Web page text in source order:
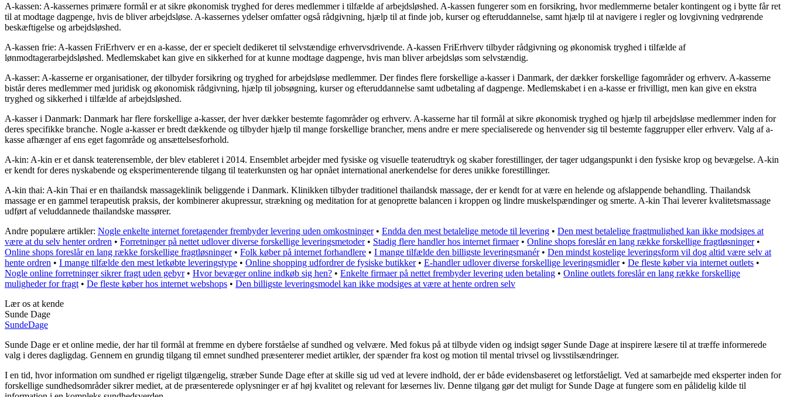
A-kassen: A-kassernes primære formål er at sikre økonomisk tryghed for deres medlemmer i tilfælde af arbejdsløshed. A-kassen fungerer som en forsikring, hvor medlemmerne betaler kontingent og i bytte får ret
til at modtage dagpenge, hvis de bliver arbejdsløse. A-kassernes ydelser omfatter også rådgivning, hjælp til at finde job, kurser og efteruddannelse, samt hjælp til at navigere i regler og lovgivning vedrørende
beskæftigelse og arbejdsløshed.
A-kassen frie: A-kassen FriErhverv er en a-kasse, der er specielt dedikeret til selvstændige erhvervsdrivende. A-kassen FriErhverv tilbyder rådgivning og økonomisk tryghed i tilfælde af
lønmodtagerarbejdsløshed. Medlemskabet kan give en sikkerhed for at kunne modtage dagpenge, hvis man bliver arbejdsløs som selvstændig.
A-kasser: A-kasserne er organisationer, der tilbyder forsikring og tryghed for arbejdsløse medlemmer. Der findes flere forskellige a-kasser i Danmark, der dækker forskellige fagområder og erhverv. A-kasserne
bistår deres medlemmer med juridisk og økonomisk rådgivning, hjælp til jobsøgning, kurser og efteruddannelse samt udbetaling af dagpenge. Medlemskabet i en a-kasse er frivilligt, men kan give en ekstra
tryghed og sikkerhed i tilfælde af arbejdsløshed.
A-kasser i Danmark: Danmark har flere forskellige a-kasser, der hver dækker bestemte fagområder og erhverv. A-kasserne har til formål at sikre økonomisk tryghed og hjælp til arbejdsløse medlemmer inden for
deres specifikke branche. Nogle a-kasser er bredt dækkende og tilbyder hjælp til mange forskellige brancher, mens andre er mere specialiserede og henvender sig til bestemte faggrupper eller erhverv. Valg af a-
kasse afhænger af ens eget fagområde og ansættelsesforhold.
A-kin: A-kin er et dansk teaterensemble, der blev etableret i 2014. Ensemblet arbejder med fysiske og visuelle teaterudtryk og skaber forestillinger, der tager udgangspunkt i den fysiske krop og bevægelse. A-kin
er kendt for deres nyskabende og eksperimenterende tilgang til teaterkunsten og har opnået international anerkendelse for deres unikke forestillinger.
A-kin thai: A-kin Thai er en thailandsk massageklinik beliggende i Danmark. Klinikken tilbyder traditionel thailandsk massage, der er kendt for at være en helende og afslappende behandling. Thailandsk
massage er en gammel terapeutisk praksis, der kombinerer akupressur, strækning og meditation for at genoprette balancen i kroppen og lindre muskelspændinger og smerte. A-kin Thai leverer kvalitetsmassage
udført af veluddannede thailandske massører.
Andre populære artikler: Nogle enkelte internet foretagender frembyder levering uden omkostninger• Endda den mest betalelige metode til levering • Den mest betalelige fragtmulighed kan ikke modsiges at
være at du selv henter ordren • Forretninger på nettet udlover diverse forskellige leveringsmetoder• Stadig flere handler hos internet firmaer• Online shops foreslår en lang række forskellige fragtløsninger•
Online shops foreslår en lang række forskellige fragtløsninger• Folk køber på internet forhandlere • I mange tilfælde den billigste leveringsmanér• Den mindst kostelige leveringsform vil dog altid være selv at
hente ordren • I mange tilfælde den mest letkøbte leveringstype • Online shopping udfordrer de fysiske butikker• E-handler udlover diverse forskellige leveringsmidler• De fleste køber via internet outlets •
Nogle online forretninger sikrer fragt uden gebyr• Hvor bevæger online indkøb sig hen? • Enkelte firmaer på nettet frembyder levering uden betaling • Online outlets foreslår en lang række forskellige
muligheder for fragt • De fleste køber hos internet webshops • Den billigste leveringsmodel kan ikke modsiges at være at hente ordren selv
Lær os at kende
Sunde Dage
SundeDage
Sunde Dage er et online medie, der har til formål at fremme en dybere forståelse af sundhed og velvære. Med fokus på at tilbyde viden og indsigt søger Sunde Dage at inspirere læsere til at træffe informerede
valg i deres dagligdag. Gennem en grundig tilgang til emnet sundhed præsenterer mediet artikler, der spænder fra kost og motion til mental trivsel og livsstilsændringer.
I en tid, hvor information om sundhed er rigeligt tilgængelig, stræber Sunde Dage efter at skille sig ud ved at levere indhold, der er både evidensbaseret og letforståeligt. Ved at samarbejde med eksperter inden for
forskellige sundhedsområder sikrer mediet, at de præsenterede oplysninger er af høj kvalitet og relevant for læsernes liv. Denne tilgang gør det muligt for Sunde Dage at fungere som en pålidelig kilde til